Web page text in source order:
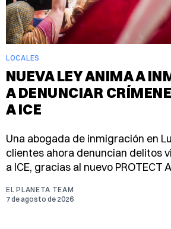
LOCALES
NUEVA LEY ANIMA A
A DENUNCIAR
A ICE
Una abogada de inmigración en
clientes ahora denuncian delitos
a ICE, gracias al nuevo PROTECT
EL PLANETA TEAM
7 de agosto de 2026